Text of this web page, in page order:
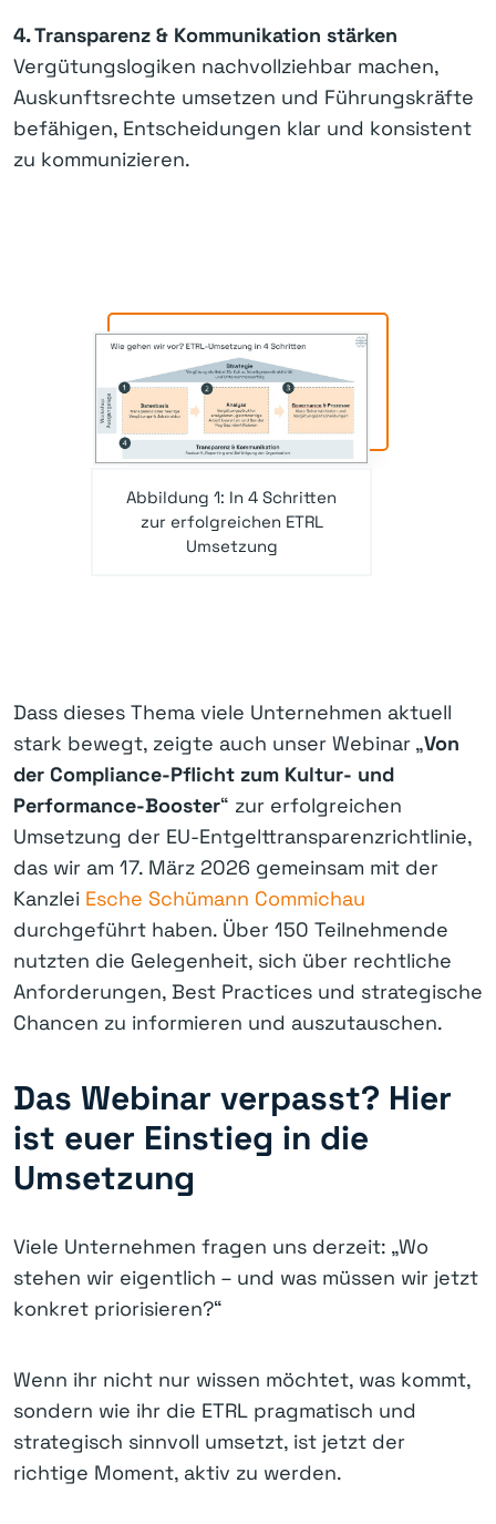
4. Transparenz & Kommunikation stärken
Vergütungslogiken nachvollziehbar machen,
Auskunftsrechte umsetzen und Führungskräfte
befähigen, Entscheidungen klar und konsistent
zu kommunizieren.
Abbildung 1: In 4 Schritten
zur erfolgreichen ETRL
Umsetzung
Dass dieses Thema viele Unternehmen aktuell
stark bewegt, zeigte auch unser Webinar „Von
der Compliance-Pflicht zum Kultur- und
Performance-Booster“ zur erfolgreichen
Umsetzung der EU-Entgelttransparenzrichtlinie,
das wir am 17. März 2026 gemeinsam mit der
Kanzlei Esche Schümann Commichau
durchgeführt haben. Über 150 Teilnehmende
nutzten die Gelegenheit, sich über rechtliche
Anforderungen, Best Practices und strategische
Chancen zu informieren und auszutauschen.
Das Webinar verpasst? Hier
ist euer Einstieg in die
Umsetzung
Viele Unternehmen fragen uns derzeit: „Wo
stehen wir eigentlich – und was müssen wir jetzt
konkret priorisieren?“
Wenn ihr nicht nur wissen möchtet, was kommt,
sondern wie ihr die ETRL pragmatisch und
strategisch sinnvoll umsetzt, ist jetzt der
richtige Moment, aktiv zu werden.